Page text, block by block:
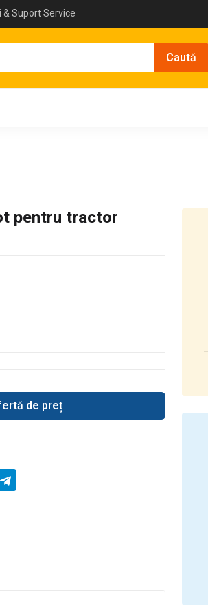
Suport Service
pentru tractor
de preț